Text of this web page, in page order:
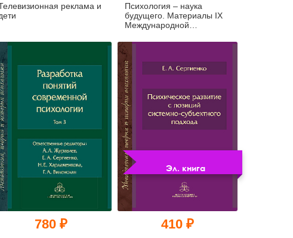
реклама и
Психология – наука
будущего. Материалы IX
Международной
ученых «Психология –
наука будущего» 18–19
ноября 2021 года Москва
(pdf)
780 ₽
Эл. книга
410 ₽